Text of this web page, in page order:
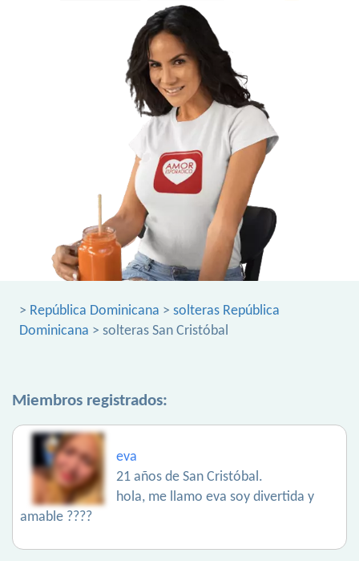
> República Dominicana > solteras República
Dominicana > solteras San Cristóbal
Miembros registrados:
eva
21 años de San Cristóbal.
hola, me llamo eva soy divertida y
amable ????